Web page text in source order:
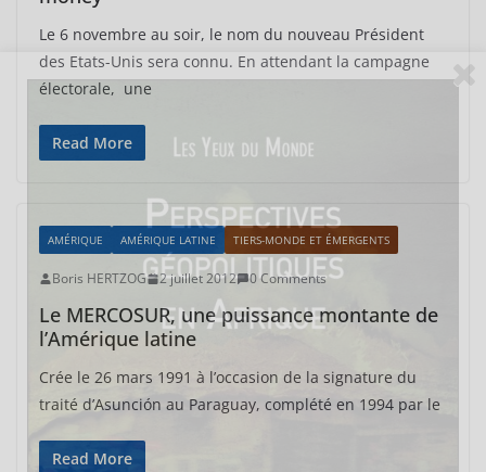
Le 6 novembre au soir, le nom du nouveau Président
des Etats-Unis sera connu. En attendant la campagne
électorale, une
Read More
AMÉRIQUE AMÉRIQUE LATINE TIERS-MONDE ET ÉMERGENTS
Boris HERTZOG 2 juillet 2012 0 Comments
Le MERCOSUR, une puissance montante de
l’Amérique latine
Crée le 26 mars 1991 à l’occasion de la signature du
traité d’Asunción au Paraguay, complété en 1994 par le
Read More